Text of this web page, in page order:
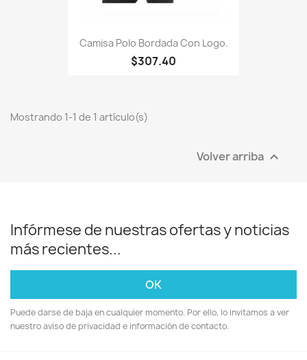
Camisa Polo Bordada Con Logo.
$307.40
Mostrando 1-1 de 1 artículo(s)
Volver arriba 
Infórmese de nuestras ofertas y noticias
más recientes...
Puede darse de baja en cualquier momento. Por ello, lo invitamos a ver
nuestro aviso de privacidad e información de contacto.